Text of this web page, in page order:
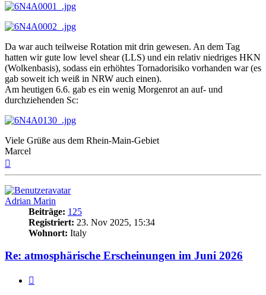
Da war auch teilweise Rotation mit drin gewesen. An dem Tag
hatten wir gute low level shear (LLS) und ein relativ niedriges HKN
(Wolkenbasis), sodass ein erhöhtes Tornadorisiko vorhanden war (es
gab soweit ich weiß in NRW auch einen).
Am heutigen 6.6. gab es ein wenig Morgenrot an auf- und
durchziehenden Sc:
Viele Grüße aus dem Rhein-Main-Gebiet
Marcel
Adrian Marin
Beiträge: 125
Registriert: 23. Nov 2025, 15:34
Wohnort: Italy
Re: atmosphärische Erscheinungen im Juni 2026